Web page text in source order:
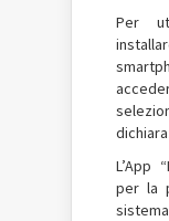
Per
L’App
per la